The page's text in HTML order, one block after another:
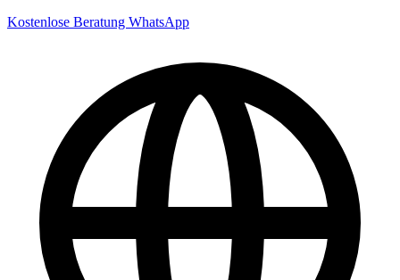
Kostenlose Beratung WhatsApp